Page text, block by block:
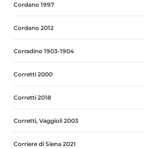
Cordano 1997
Cordano 2012
Corradino 1903-1904
Corretti 2000
Corretti 2018
Corretti, Vaggioli 2003
Corriere di Siena 2021